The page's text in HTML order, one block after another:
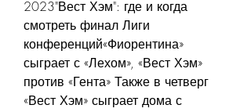
2023"Вест Хэм": где и когда
смотреть финал Лиги
конференций«Фиорентина»
сыграет с «Лехом», «Вест Хэм»
против «Гента» Также в четверг
«Вест Хэм» сыграет дома с